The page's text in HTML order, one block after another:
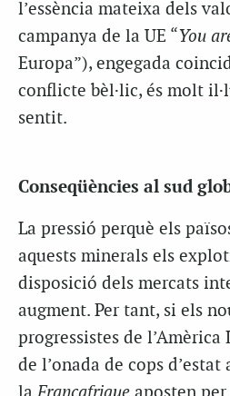
l’essència mateixa dels
campanya de la UE “You
Europa”), engegada
conflicte bèl·lic, és molt
sentit.
Conseqüències al sud
La pressió perquè els
aquests minerals els
disposició dels mercats
augment. Per tant, si els
progressistes de
de l’onada de cops